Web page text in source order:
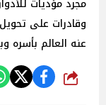
وقادرات على
عنه العالم بأسره
شارك